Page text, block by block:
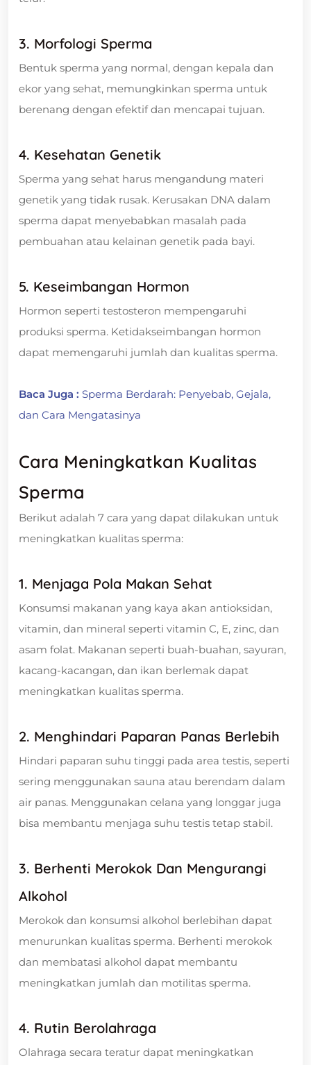
3. Morfologi Sperma
Bentuk sperma yang normal, dengan kepala dan
ekor yang sehat, memungkinkan sperma untuk
berenang dengan efektif dan mencapai tujuan.
4. Kesehatan Genetik
Sperma yang sehat harus mengandung materi
genetik yang tidak rusak. Kerusakan DNA dalam
sperma dapat menyebabkan masalah pada
pembuahan atau kelainan genetik pada bayi.
5. Keseimbangan Hormon
Hormon seperti testosteron mempengaruhi
produksi sperma. Ketidakseimbangan hormon
dapat memengaruhi jumlah dan kualitas sperma.
Baca Juga : Sperma Berdarah: Penyebab, Gejala,
dan Cara Mengatasinya
Cara Meningkatkan Kualitas
Sperma
Berikut adalah 7 cara yang dapat dilakukan untuk
meningkatkan kualitas sperma:
1. Menjaga Pola Makan Sehat
Konsumsi makanan yang kaya akan antioksidan,
vitamin, dan mineral seperti vitamin C, E, zinc, dan
asam folat. Makanan seperti buah-buahan, sayuran,
kacang-kacangan, dan ikan berlemak dapat
meningkatkan kualitas sperma.
2. Menghindari Paparan Panas Berlebih
Hindari paparan suhu tinggi pada area testis, seperti
sering menggunakan sauna atau berendam dalam
air panas. Menggunakan celana yang longgar juga
bisa membantu menjaga suhu testis tetap stabil.
3. Berhenti Merokok Dan Mengurangi
Alkohol
Merokok dan konsumsi alkohol berlebihan dapat
menurunkan kualitas sperma. Berhenti merokok
dan membatasi alkohol dapat membantu
meningkatkan jumlah dan motilitas sperma.
4. Rutin Berolahraga
Olahraga secara teratur dapat meningkatkan